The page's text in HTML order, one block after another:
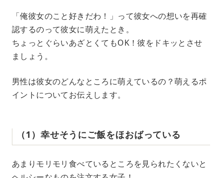
「俺彼女のこと好きだわ！」って彼女への想いを再確
認するのって彼女に萌えたとき。
ちょっとぐらいあざとくてもOK！彼をドキッとさせ
ましょう。
男性は彼女のどんなところに萌えているの？萌えるポ
イントについてお伝えします。
（1）幸せそうにご飯をほおばっている
あまりモリモリ食べているところを見られたくないと